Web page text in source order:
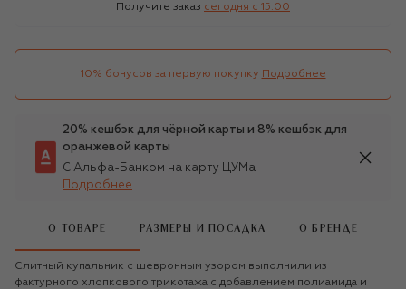
Получите заказ сегодня c 15:00
10% бонусов за первую покупку Подробнее
20% кешбэк для чёрной карты и 8% кешбэк для
оранжевой карты
С Альфа-Банком на карту ЦУМа
Подробнее
О ТОВАРЕ РАЗМЕРЫ И ПОСАДКА О БРЕНДЕ
Слитный купальник с шевронным узором выполнили из
фактурного хлопкового трикотажа с добавлением полиамида и